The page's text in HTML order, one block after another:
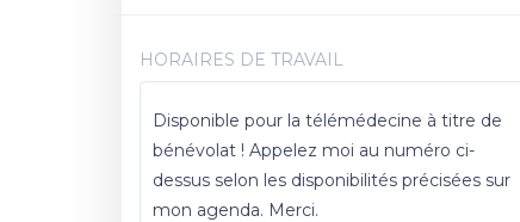
HORAIRES DE TRAVAIL
Disponible pour la télémédecine à titre de
bénévolat ! Appelez moi au numéro ci-
dessus selon les disponibilités précisées sur
mon agenda. Merci.